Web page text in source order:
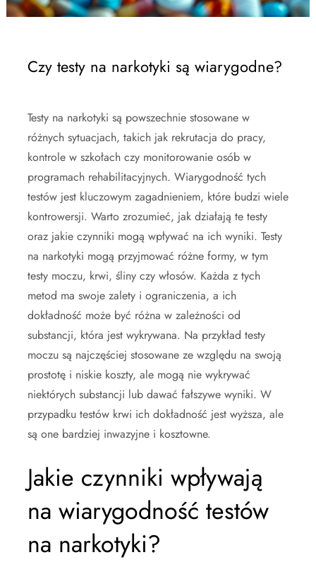
Czy testy na narkotyki są wiarygodne?
Testy na narkotyki są powszechnie stosowane w
różnych sytuacjach, takich jak rekrutacja do pracy,
kontrole w szkołach czy monitorowanie osób w
programach rehabilitacyjnych. Wiarygodność tych
testów jest kluczowym zagadnieniem, które budzi wiele
kontrowersji. Warto zrozumieć, jak działają te testy
oraz jakie czynniki mogą wpływać na ich wyniki. Testy
na narkotyki mogą przyjmować różne formy, w tym
testy moczu, krwi, śliny czy włosów. Każda z tych
metod ma swoje zalety i ograniczenia, a ich
dokładność może być różna w zależności od
substancji, która jest wykrywana. Na przykład testy
moczu są najczęściej stosowane ze względu na swoją
prostotę i niskie koszty, ale mogą nie wykrywać
niektórych substancji lub dawać fałszywe wyniki. W
przypadku testów krwi ich dokładność jest wyższa, ale
są one bardziej inwazyjne i kosztowne.
Jakie czynniki wpływają
na wiarygodność testów
na narkotyki?